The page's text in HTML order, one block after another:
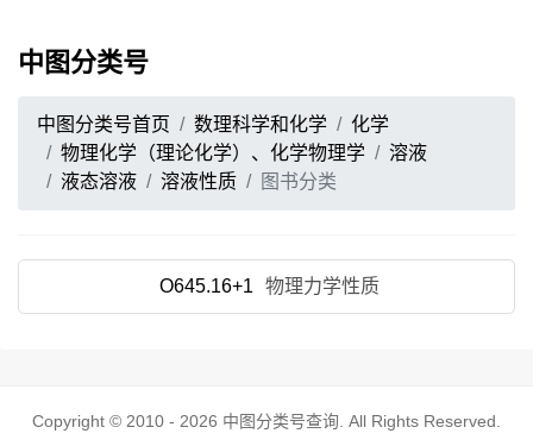
中图分类号
中图分类号首页 数理科学和化学
化学
物理化学（理论化学）、化学物理学
溶液
液态溶液
溶液性质 图书分类
O645.16+1 物理力学性质
Copyright © 2010 - 2026 中图分类号查询 . All Rights Reserved.